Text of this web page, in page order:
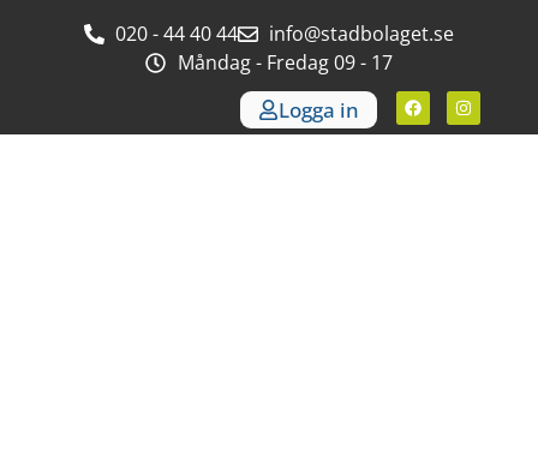
020 - 44 40 44
info@stadbolaget.se
Måndag - Fredag 09 - 17
Logga in